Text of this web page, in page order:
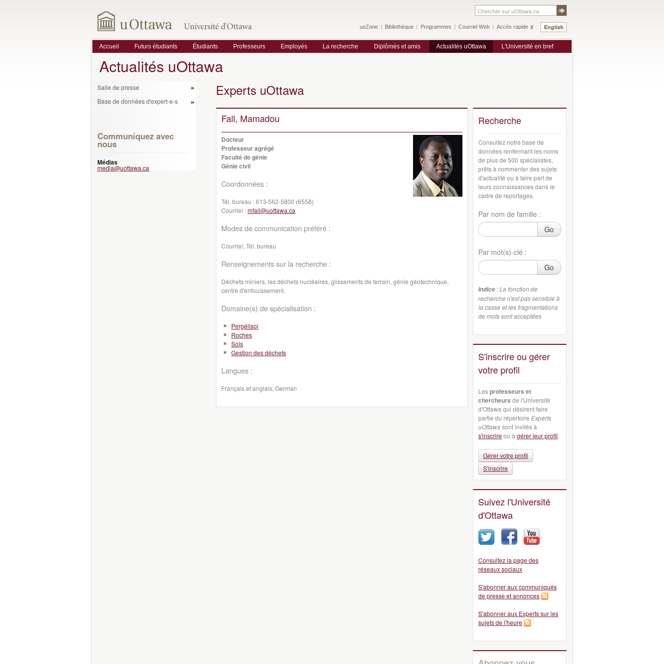
English
uoZone Bibliothèque Programmes Courriel Web Accès rapide
Accueil Futurs étudiants Étudiants Professeurs Employés La recherche Diplômés et amis Actualités uOttawa L'Université en bref
Actualités uOttawa
Salle de presse
Base de données d'expert-e-s
Communiquez avec
nous
Médias
media@uottawa.ca
Experts uOttawa
Fall, Mamadou
Docteur
Professeur agrégé
Faculté de génie
Génie civil
Coordonnées :
Tél. bureau :613-562-5800 (6558)
Courriel :mfall@uottawa.ca
Modes de communication préféré :
Courriel, Tél. bureau
Renseignements sur la recherche :
Déchets miniers, les déchets nucléaires, glissements de terrain, génie géotechnique,
centre d'enfouissement.
Domaine(s) de spécialisation :
Pergélisol
Roches
Sols
Gestion des déchets
Langues :
Français et anglais, German
Recherche
Consultez notre base de
données renfermant les noms
de plus de 500 spécialistes,
prêts à commenter des sujets
d'actualité ou à faire part de
leurs connaissances dans le
cadre de reportages.
Par nom de famille :
Go
Par mot(s)-clé :
Go
Indice : La fonction de
recherche n'est pas sensible à
la casse et les fragmentations
de mots sont acceptées
S'inscrire ou gérer
votre profil
Lesprofesseurs et
chercheurs de l'Université
d'Ottawa qui désirent faire
partie du répertoire Experts
uOttawa sont invités à
s'inscrireou à gérer leur profil.
Gérer votre profil
S'inscrire
Suivez l'Université
d'Ottawa
Consultez la page des
réseaux sociaux
S'abonner aux communiqués
de presse et annonces
S'abonner aux Experts sur les
sujets de l'heure